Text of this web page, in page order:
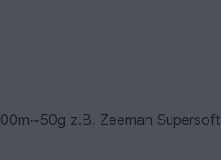
z.B. Zeeman Supersoft